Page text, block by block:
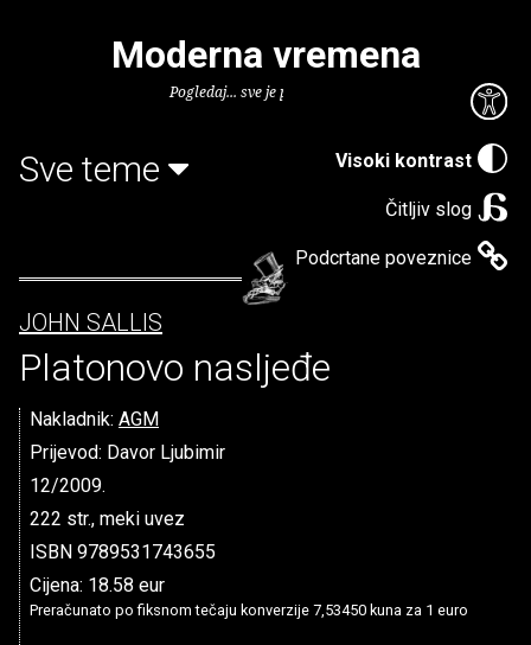
Visoki kontrast
Čitljiv slog
Podcrtane poveznice
Moderna vremena
Pogledaj... sve je puno knjiga.
Sve teme
JOHN SALLIS
Platonovo nasljeđe
Nakladnik: AGM
Prijevod: Davor Ljubimir
12/2009.
222 str., meki uvez
ISBN 9789531743655
Cijena: 18.58 eur
Preračunato po fiksnom tečaju konverzije 7,53450 kuna za 1 euro